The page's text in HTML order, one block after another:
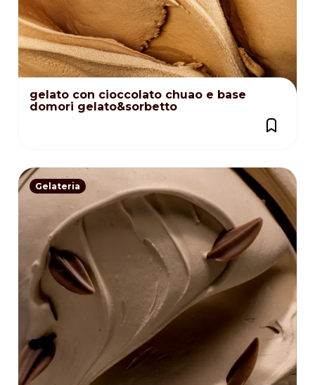
gelato con cioccolato chuao e base
domori gelato&sorbetto
Gelateria